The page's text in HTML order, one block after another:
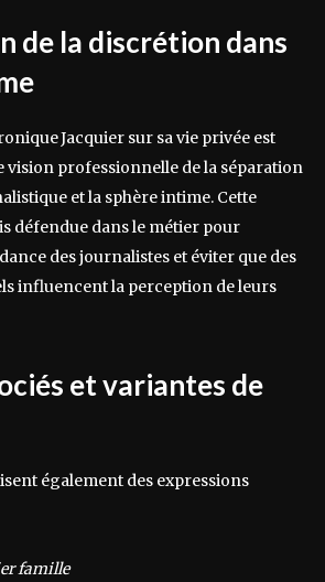
de la discrétion dans
Jacquier sur sa vie privée est
vision professionnelle de la séparation
et la sphère intime. Cette
défendue dans le métier pour
des journalistes et éviter que des
influencent la perception de leurs
et variantes de
également des expressions
famille